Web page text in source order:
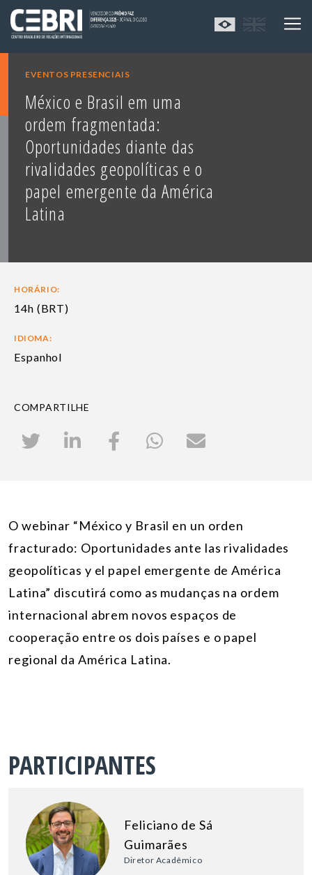
EVENTOS PRESENCIAIS
México e Brasil em uma
ordem fragmentada:
Oportunidades diante das
rivalidades geopolíticas e o
papel emergente da América
Latina
HORÁRIO:
14h (BRT)
IDIOMA:
Espanhol
COMPARTILHE
O webinar “México y Brasil en un orden
fracturado: Oportunidades ante las rivalidades
geopolíticas y el papel emergente de América
Latina” discutirá como as mudanças na ordem
internacional abrem novos espaços de
cooperação entre os dois países e o papel
regional da América Latina.
PARTICIPANTES
Feliciano de Sá
Guimarães
Diretor Acadêmico